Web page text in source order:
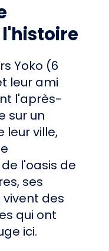
Yoko (6
leur ami
l'après-
sur un
leur ville,
l'oasis de
ses
vivent des
qui ont
ici.